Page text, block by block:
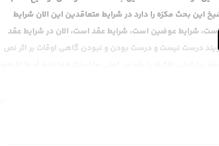
بحث مکرَه را دارد در شرایط متعاقدین این الان شرایط
شرایط عوضین است، شرایط عقد است، الان در شرایط عقد
درست نیست و درست بودن و نبودن گاهی اوقات بر اثر نص
مخصوصا حدیث رفع را عرض کردم حتی از آن وضع هم می
گذشت و دیگه تکرار نمی کنیم.